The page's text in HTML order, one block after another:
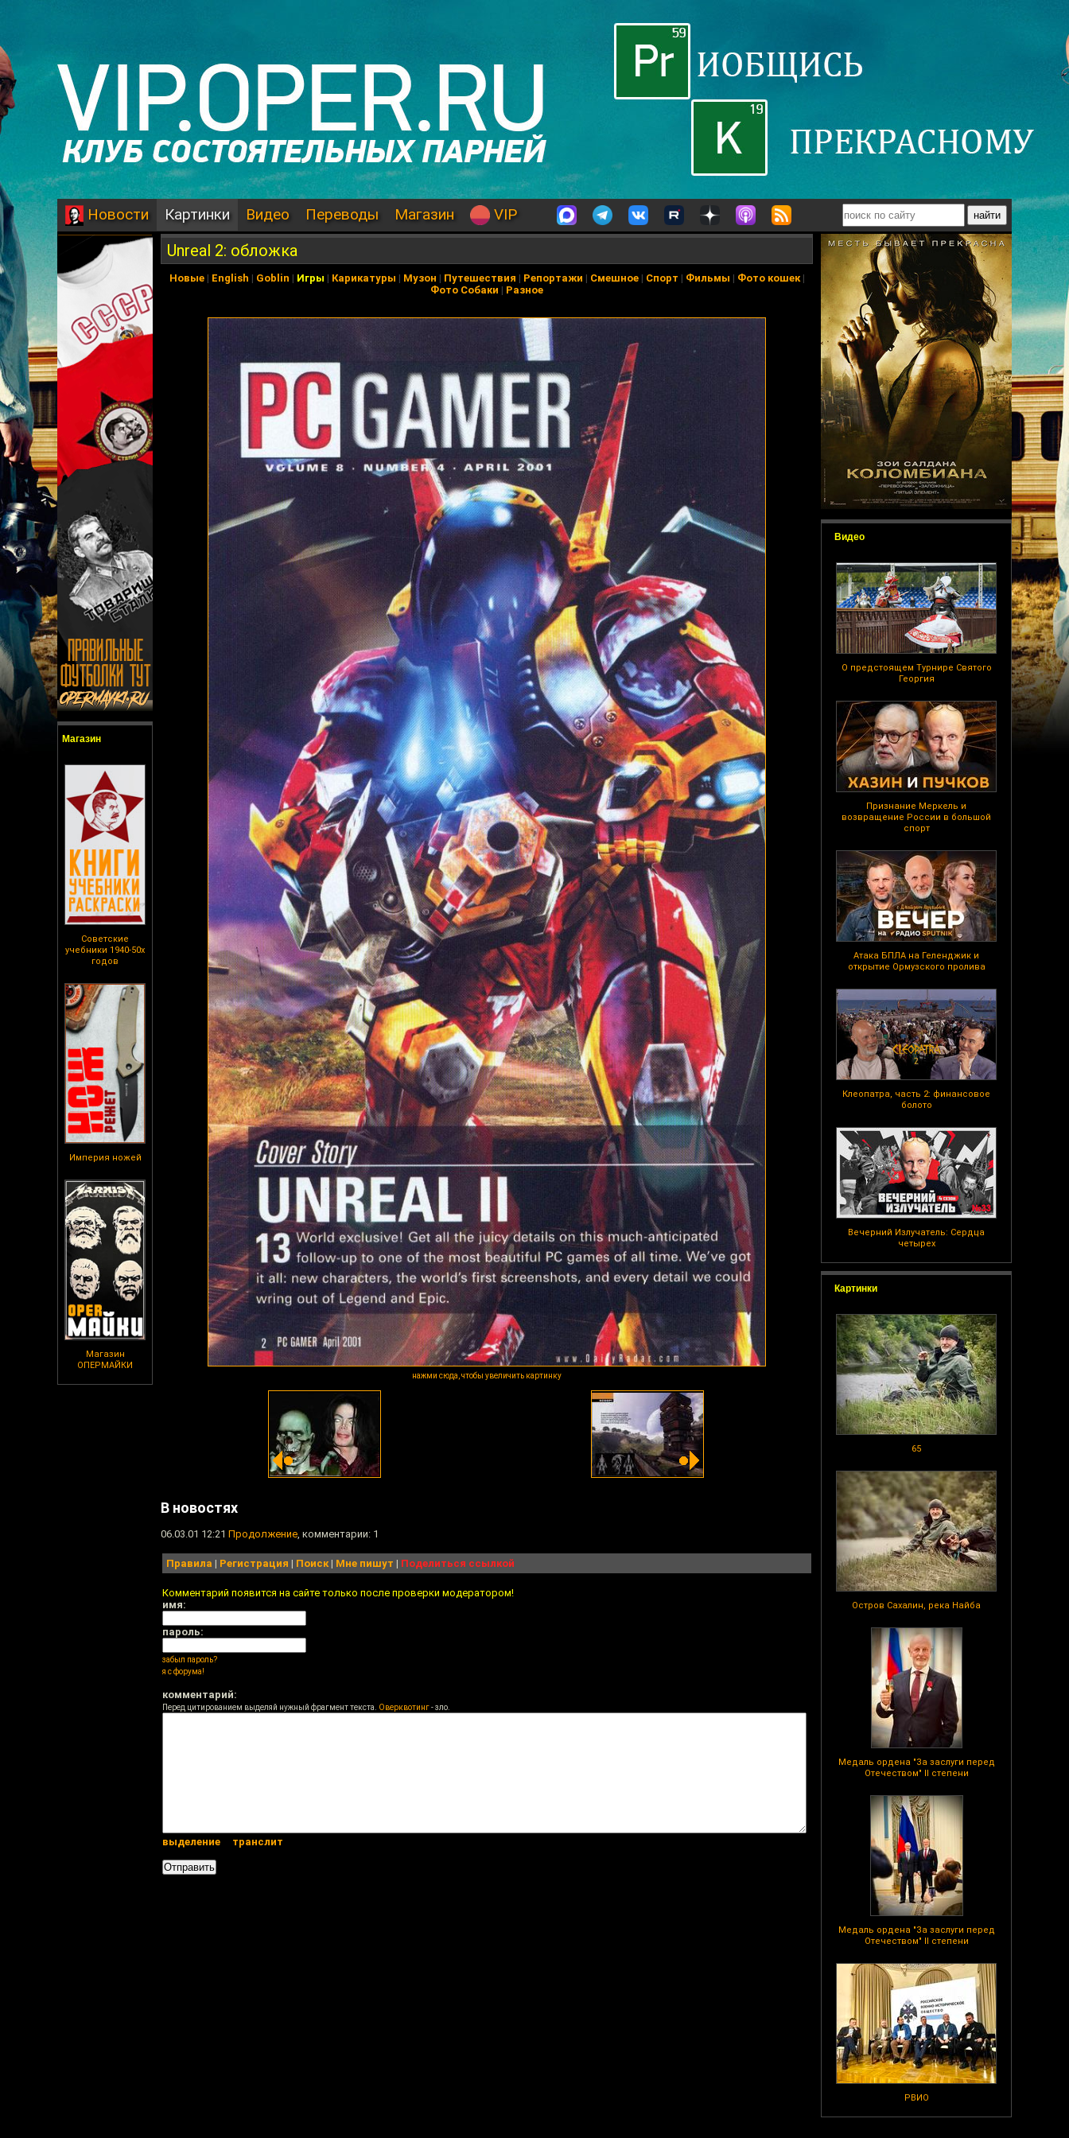
Новости Картинки Видео Переводы Магазин VIP
Магазин
Советские
учебники 1940-50х
годов
Империя ножей
Магазин
ОПЕРМАЙКИ
Видео
О предстоящем Турнире Святого
Георгия
Признание Меркель и
возвращение России в большой
спорт
Атака БПЛА на Геленджик и
открытие Ормузского пролива
Клеопатра, часть 2: финансовое
болото
Вечерний Излучатель: Сердца
четырех
Картинки
65
Остров Сахалин, река Найба
Медаль ордена "За заслуги перед
Отечеством" II степени
Медаль ордена "За заслуги перед
Отечеством" II степени
РВИО
Unreal 2: обложка
Новые| English | Goblin | Игры | Карикатуры | Музон | Путешествия | Репортажи | Смешное| Спорт | Фильмы | Фото кошек|
Фото Собаки | Разное
нажми сюда, чтобы увеличить картинку
В новостях
06.03.01 12:21 Продолжение, комментарии: 1
Правила | Регистрация | Поиск| Мне пишут | Поделиться ссылкой
Комментарий появится на сайте только после проверки модератором!
имя:
пароль:
забыл пароль?
я с форума!
комментарий:
Перед цитированием выделяй нужный фрагмент текста. Оверквотинг- зло.
выделение транслит